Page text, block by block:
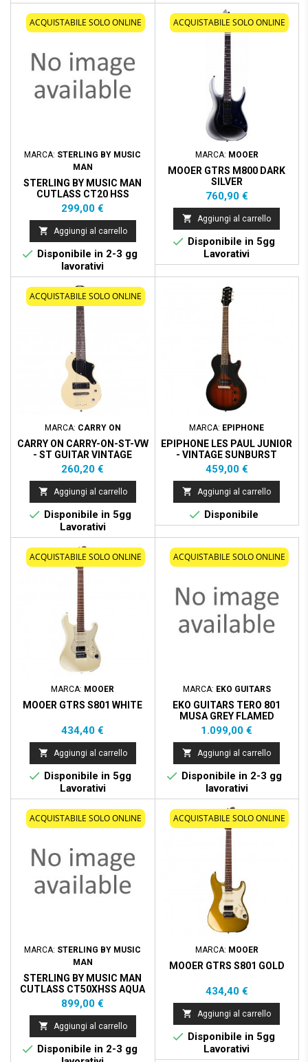
ACQUISTABILE SOLO ONLINE
MARCA: STERLING BY MUSIC
MAN
STERLING BY MUSIC MAN
CUTLASS CT20 HSS
CANVAS WHITE
Prezzo
299,00 €
 Aggiungi al carrello
 Disponibile in 2-3 gg
lavorativi
ACQUISTABILE SOLO ONLINE
MARCA: MOOER
MOOER GTRS M800 DARK
SILVER
Prezzo
760,90 €
 Aggiungi al carrello
 Disponibile in 5gg
Lavorativi
ACQUISTABILE SOLO ONLINE
MARCA: CARRY ON
CARRY ON CARRY-ON-ST-VW
- ST GUITAR VINTAGE
BIANCO
Prezzo
260,20 €
 Aggiungi al carrello
 Disponibile in 5gg
Lavorativi
MARCA: EPIPHONE
EPIPHONE LES PAUL JUNIOR
- VINTAGE SUNBURST
Prezzo
459,00 €
 Aggiungi al carrello
 Disponibile
ACQUISTABILE SOLO ONLINE
MARCA: MOOER
MOOER GTRS S801 WHITE
Prezzo
434,40 €
 Aggiungi al carrello
 Disponibile in 5gg
Lavorativi
ACQUISTABILE SOLO ONLINE
MARCA: EKO GUITARS
EKO GUITARS TERO 801
MUSA GREY FLAMED
Prezzo
1.099,00 €
 Aggiungi al carrello
 Disponibile in 2-3 gg
lavorativi
ACQUISTABILE SOLO ONLINE
MARCA: STERLING BY MUSIC
MAN
STERLING BY MUSIC MAN
CUTLASS CT50XHSS AQUA
GREY
Prezzo
899,00 €
 Aggiungi al carrello
 Disponibile in 2-3 gg
ACQUISTABILE SOLO ONLINE
MARCA: MOOER
MOOER GTRS S801 GOLD
Prezzo
434,40 €
 Aggiungi al carrello
 Disponibile in 5gg
Lavorativi